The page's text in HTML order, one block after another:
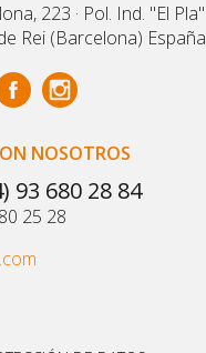
223 · Pol. Ind. "El Pla"
Rei (Barcelona) España
NOSOTROS
93 680 28 84
25 28